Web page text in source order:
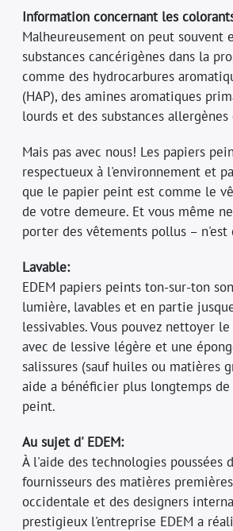
Information concernant les
Malheureusement on peut souvent
substances cancérigènes dans la
comme des hydrocarbures
(HAP), des amines aromatiques
lourds et des substances
Mais pas avec nous! Les papiers
respectueux à l'environnement et
que le papier peint est comme le
de votre demeure. Et vous même
porter des vêtements pollus – n'est
Lavable:
EDEM papiers peints ton-sur-ton
lumière, lavables et en partie
lessivables. Vous pouvez nettoyer
avec de lessive légère et une
salissures (sauf huiles ou matières
aide a bénéficier plus longtemps
peint.
Au sujet d' EDEM:
À l'aide des technologies poussées
fournisseurs des matières
occidentale et des designers
prestigieux l'entreprise EDEM a